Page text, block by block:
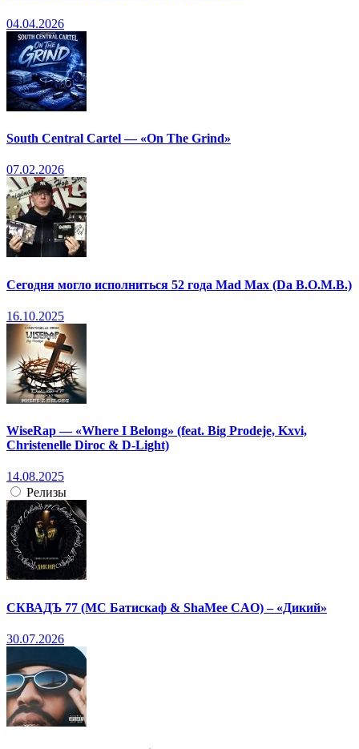
04.04.2026
South Central Cartel — «On The Grind»
07.02.2026
Сегодня могло исполниться 52 года Mad Max (Da B.O.M.B.)
16.10.2025
WiseRap — «Where I Belong» (feat. Big Prodeje, Kxvi,
Christenelle Diroc & D-Light)
14.08.2025
Релизы
СКВАДЪ 77 (МС Батискаф & ShaMee CAO) – «Дикий»
30.07.2026